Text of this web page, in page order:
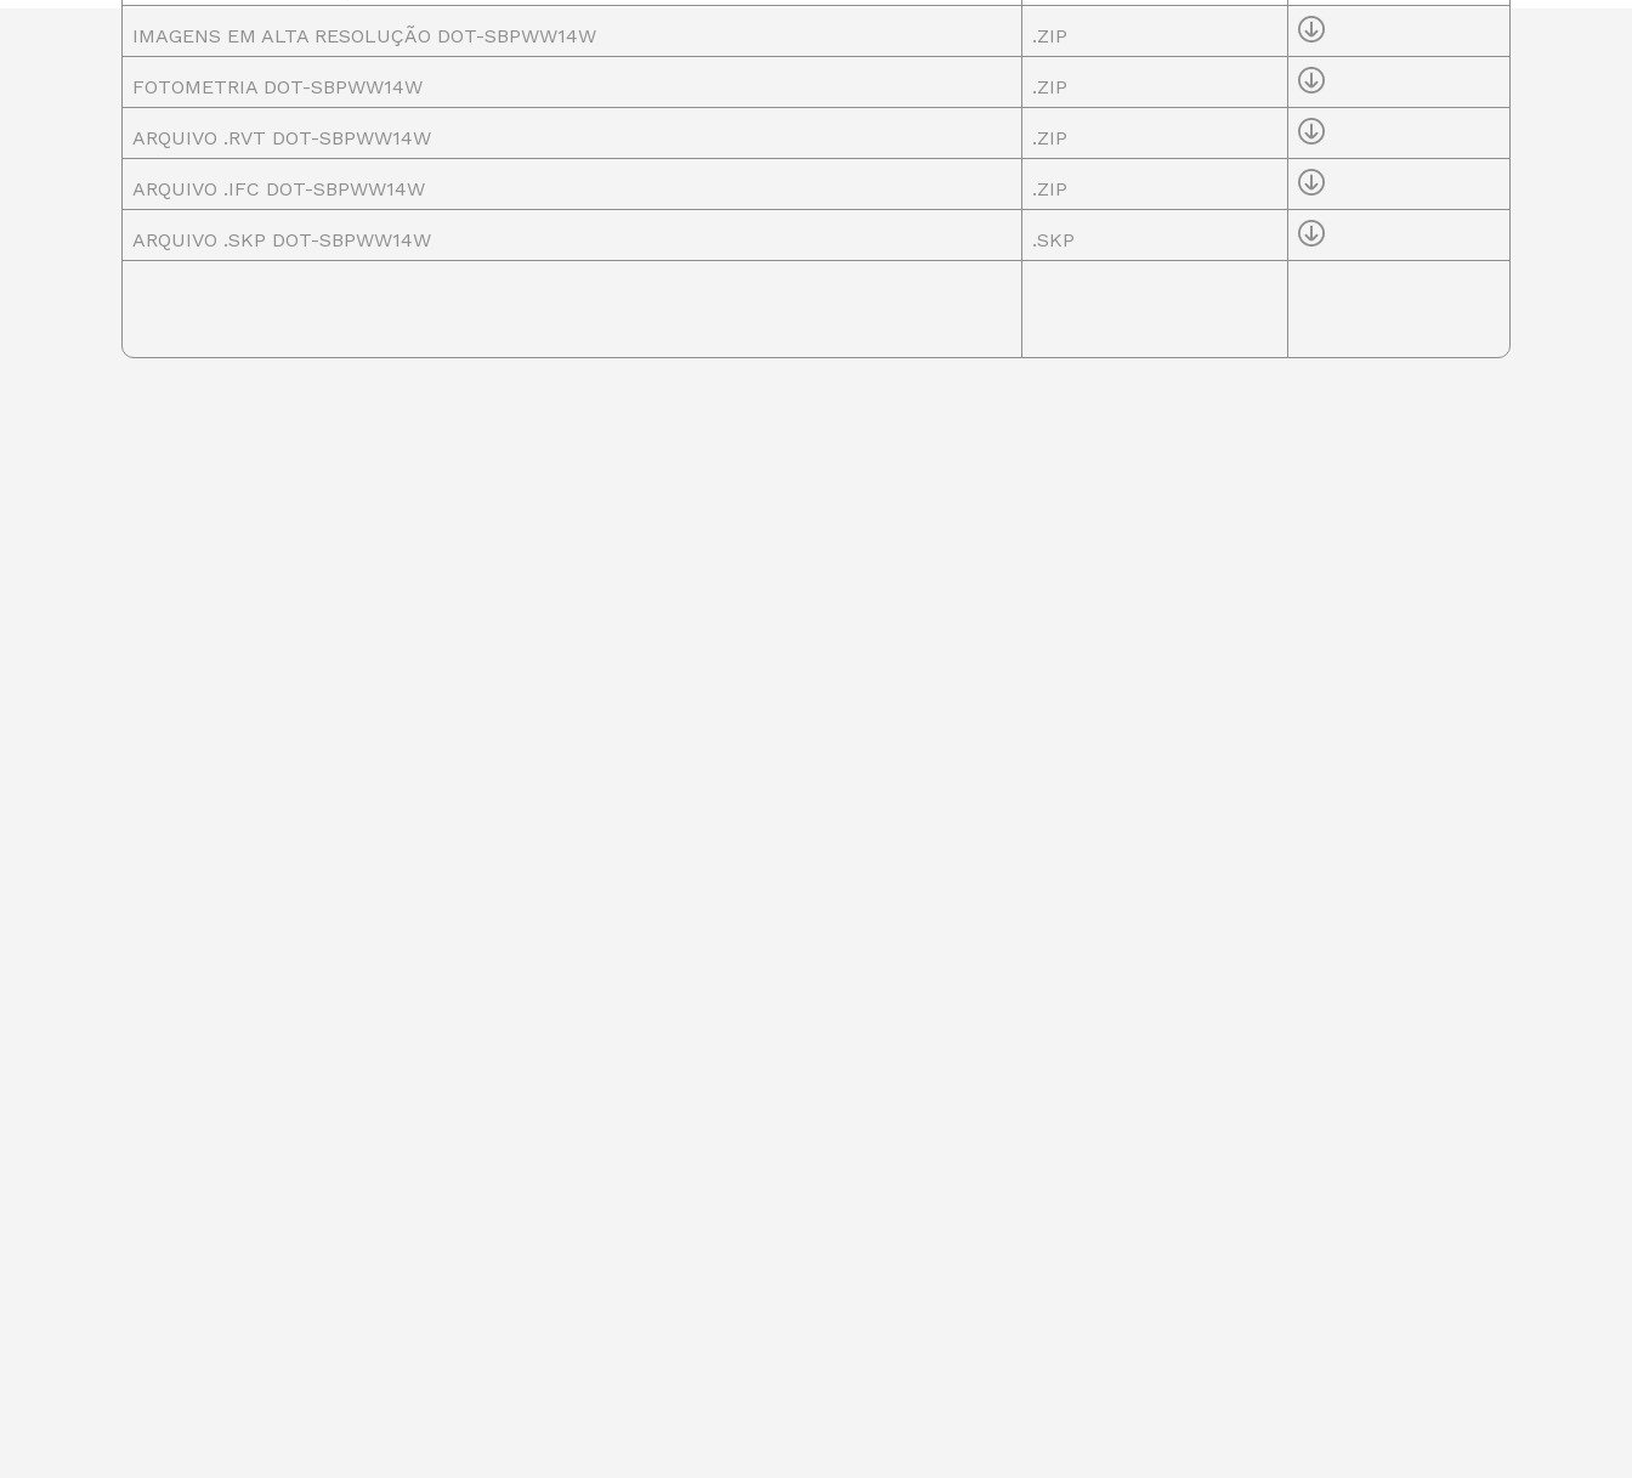
IMAGENS EM ALTA RESOLUÇÃO DOT-SBPWW14W .ZIP
FOTOMETRIA DOT-SBPWW14W .ZIP
ARQUIVO .RVT DOT-SBPWW14W .ZIP
ARQUIVO .IFC DOT-SBPWW14W .ZIP
ARQUIVO .SKP DOT-SBPWW14W .SKP